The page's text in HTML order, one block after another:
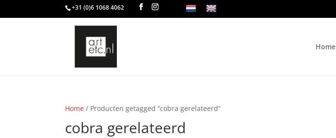
+31 (0)6 1068 4062
Home
Home / Producten getagged “cobra gerelateerd”
cobra gerelateerd